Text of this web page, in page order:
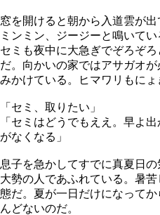
窓を開けると朝から入道雲が
ミンミン、ジージーと鳴いて
セミも夜中に大急ぎでぞろぞ
だ。向かいの家ではアサガオ
みかけている。ヒマワリもにょ
「セミ、取りたい」
「セミはどうでもええ。早よ
がなくなる」
息子を急かしてすでに真夏日
大勢の人であふれている。暑
態だ。夏が一日だけになって
んどないのだ。